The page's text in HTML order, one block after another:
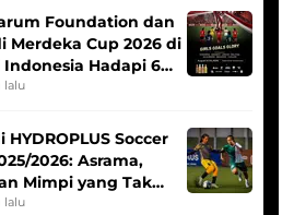
Foundation dan
Merdeka Cup 2026 di
Hadapi 6
lalu
Soccer
2026: Asrama,
Mimpi yang Tak
lalu